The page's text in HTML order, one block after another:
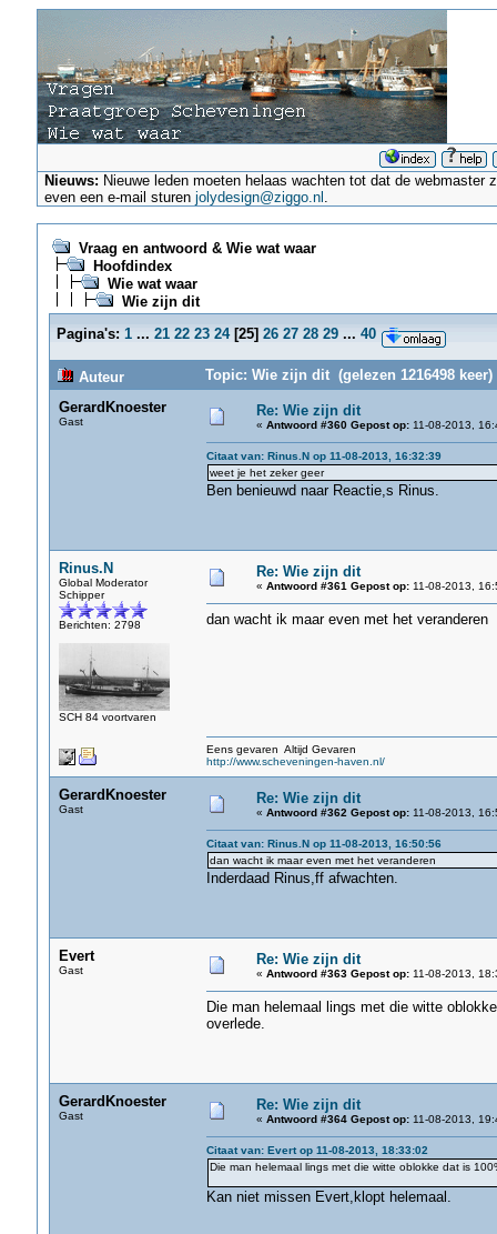
Nieuws: Nieuwe leden moeten helaas wachten tot dat de
even een e-mail sturenjolydesign@ziggo.nl .
Vraag en antwoord & Wie wat waar
Hoofdindex
Wie wat waar
Wie zijn dit
Pagina's: 1 ... 21 22 23 24[25] 26 27 28 29 ... 40
Auteur
Topic: Wie zijn dit (gelezen 1216498 keer)
GerardKnoester
Gast
Re: Wie zijn dit
« Antwoord #360 Gepost op:11-08-2013,
Citaat van: Rinus.N op 11-08-2013, 16:32:39
weet je het zeker geer
Ben benieuwd naar Reactie,s Rinus.
Rinus.N
Global Moderator
Schipper
Berichten: 2798
SCH 84 voortvaren
Re: Wie zijn dit
« Antwoord #361 Gepost op:11-08-2013,
dan wacht ik maar even met het veranderen
Eens gevaren Altijd Gevaren
http://www.scheveningen-haven.nl/
GerardKnoester
Gast
Re: Wie zijn dit
« Antwoord #362 Gepost op:11-08-2013,
Citaat van: Rinus.N op 11-08-2013, 16:50:56
dan wacht ik maar even met het veranderen
Inderdaad Rinus,ff afwachten.
Evert
Gast
Re: Wie zijn dit
« Antwoord #363 Gepost op:11-08-2013,
Die man helemaal lings met die witte
overlede.
GerardKnoester
Gast
Re: Wie zijn dit
« Antwoord #364 Gepost op:11-08-2013,
Citaat van: Evert op 11-08-2013, 18:33:02
Die man helemaal lings met die witte oblokke dat is
Kan niet missen Evert,klopt helemaal.